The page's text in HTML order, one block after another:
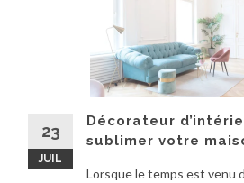
23
JUIL
Décorateur
sublimer votre
Lorsque le temps est venu